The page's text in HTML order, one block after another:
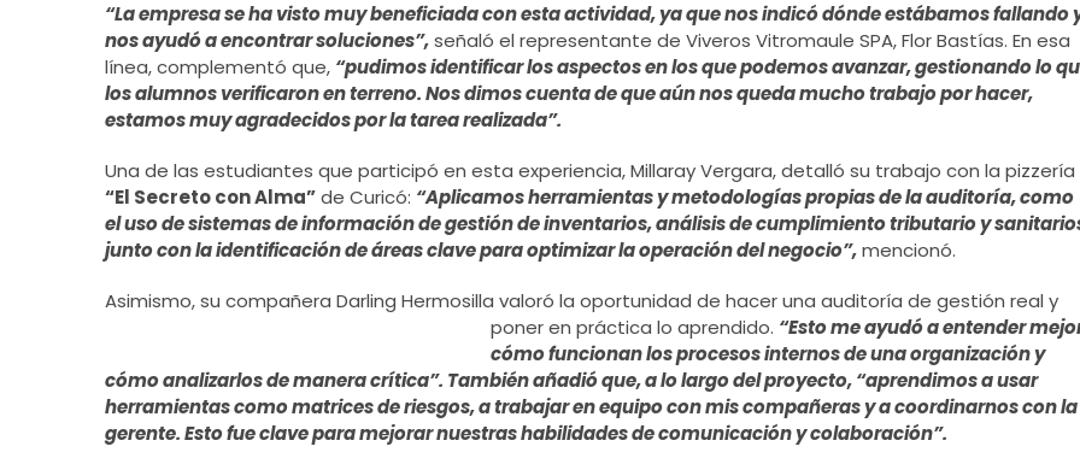
“La empresa se ha visto muy beneficiada con esta actividad, ya que nos indicó dónde estábamos fallando
nos ayudó a encontrar soluciones”,señaló el representante de Viveros Vitromaule SPA, Flor Bastías. En esa
línea, complementó que, “pudimos identificar los aspectos en los que podemos avanzar, gestionando lo
los alumnos verificaron en terreno. Nos dimos cuenta de que aún nos queda mucho trabajo por hacer,
estamos muy agradecidos por la tarea realizada”.
Una de las estudiantes que participó en esta experiencia, Millaray Vergara, detalló su trabajo con la pizzería
“El Secreto con Alma”de Curicó: “Aplicamos herramientas y metodologías propias de la auditoría, como
el uso de sistemas de información de gestión de inventarios, análisis de cumplimiento tributario y
junto con la identificación de áreas clave para optimizar la operación del negocio”,mencionó.
Asimismo, su compañera Darling Hermosilla valoró la oportunidad de hacer una auditoría de gestión real y
poner en práctica lo aprendido. “Esto me ayudó a entender
cómo funcionan los procesos internos de una organización y
cómo analizarlos de manera crítica”. También añadió que, a lo largo del proyecto, “aprendimos a usar
herramientas como matrices de riesgos, a trabajar en equipo con mis compañeras y a coordinarnos con la
gerente. Esto fue clave para mejorar nuestras habilidades de comunicación y colaboración”.